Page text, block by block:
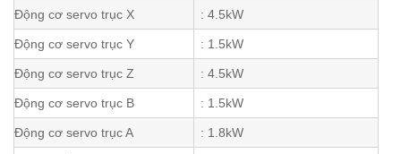
Động cơ servo trục X : 4.5kW
Động cơ servo trục Y : 1.5kW
Động cơ servo trục Z : 4.5kW
Động cơ servo trục B : 1.5kW
Động cơ servo trục A : 1.8kW